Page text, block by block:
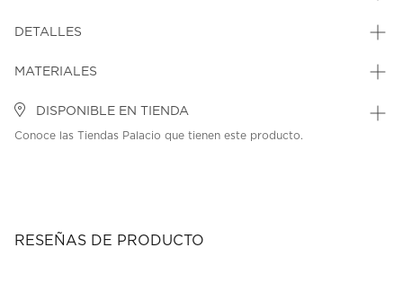
DETALLES
MATERIALES
DISPONIBLE EN TIENDA
Conoce las Tiendas Palacio que tienen este producto.
RESEÑAS DE PRODUCTO